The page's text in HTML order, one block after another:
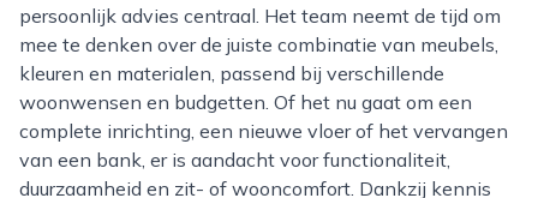
persoonlijk advies centraal. Het team neemt de tijd om
mee te denken over de juiste combinatie van meubels,
kleuren en materialen, passend bij verschillende
woonwensen en budgetten. Of het nu gaat om een
complete inrichting, een nieuwe vloer of het vervangen
van een bank, er is aandacht voor functionaliteit,
duurzaamheid en zit- of wooncomfort. Dankzij kennis